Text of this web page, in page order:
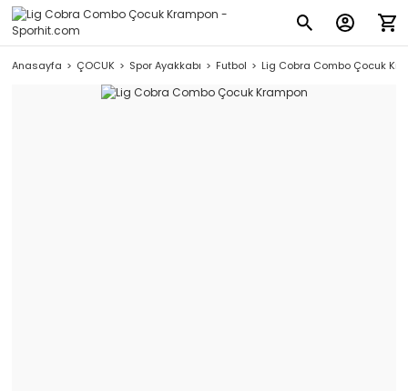
Anasayfa ÇOCUK Spor Ayakkabı Futbol Lig Cobra Combo Çocuk